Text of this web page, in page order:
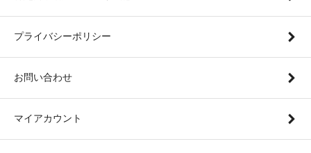
プライバシーポリシー
お問い合わせ
マイアカウント